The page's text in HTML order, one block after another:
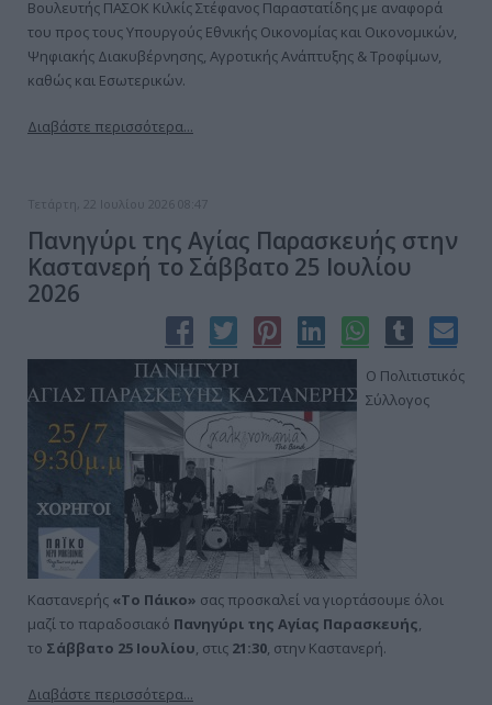
Βουλευτής ΠΑΣΟΚ Κιλκίς Στέφανος Παραστατίδης με αναφορά
του προς τους Υπουργούς Εθνικής Οικονομίας και Οικονομικών,
Ψηφιακής Διακυβέρνησης, Αγροτικής Ανάπτυξης & Τροφίμων,
καθώς και Εσωτερικών.
Διαβάστε περισσότερα...
Τετάρτη, 22 Ιουλίου 2026 08:47
Πανηγύρι της Αγίας Παρασκευής στην
Καστανερή το Σάββατο 25 Ιουλίου
2026
Ο Πολιτιστικός
Σύλλογος
Καστανερής «Το Πάικο» σας προσκαλεί να γιορτάσουμε όλοι
μαζί το παραδοσιακό Πανηγύρι της Αγίας Παρασκευής,
το Σάββατο 25 Ιουλίου, στις 21:30, στην Καστανερή.
Διαβάστε περισσότερα...